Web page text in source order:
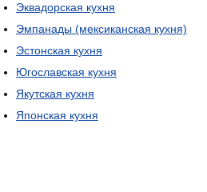
Эквадорская кухня
Эмпанады (мексиканская кухня)
Эстонская кухня
Югославская кухня
Якутская кухня
Японская кухня